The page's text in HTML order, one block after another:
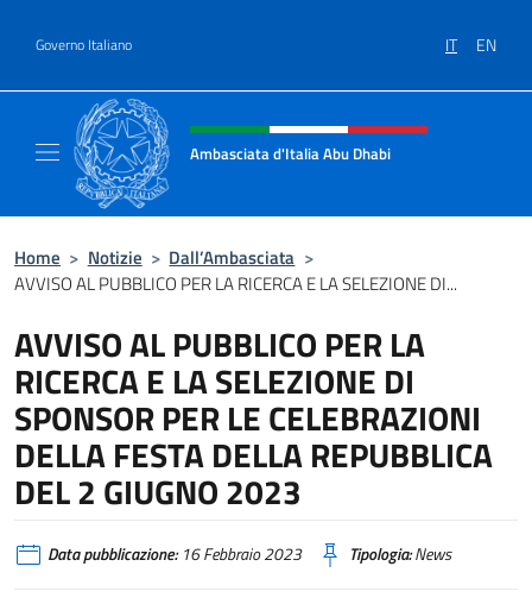
Governo Italiano IT EN
Intestazione sito, social e menù
Ambasciata d'Italia Abu Dhabi
Home > Notizie > Dall’Ambasciata >
AVVISO AL PUBBLICO PER LA RICERCA E LA SELEZIONE DI...
AVVISO AL PUBBLICO PER LA
RICERCA E LA SELEZIONE DI
SPONSOR PER LE CELEBRAZIONI
DELLA FESTA DELLA REPUBBLICA
DEL 2 GIUGNO 2023
Data pubblicazione:16 Febbraio 2023 Tipologia:News